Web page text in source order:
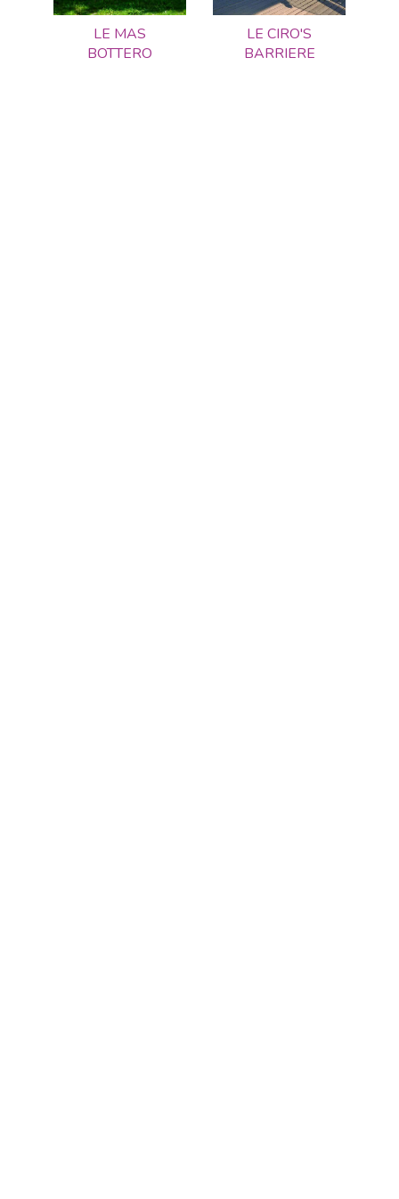
LE MAS
BOTTERO
LE CIRO'S
BARRIERE